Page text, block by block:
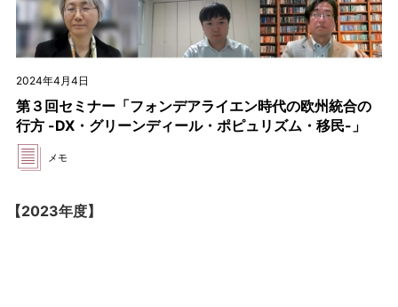
2024年4月4日
第３回セミナー「フォンデアライエン時代の欧州統合の
行方 -DX・グリーンディール・ポピュリズム・移民-」
メモ
【2023年度】